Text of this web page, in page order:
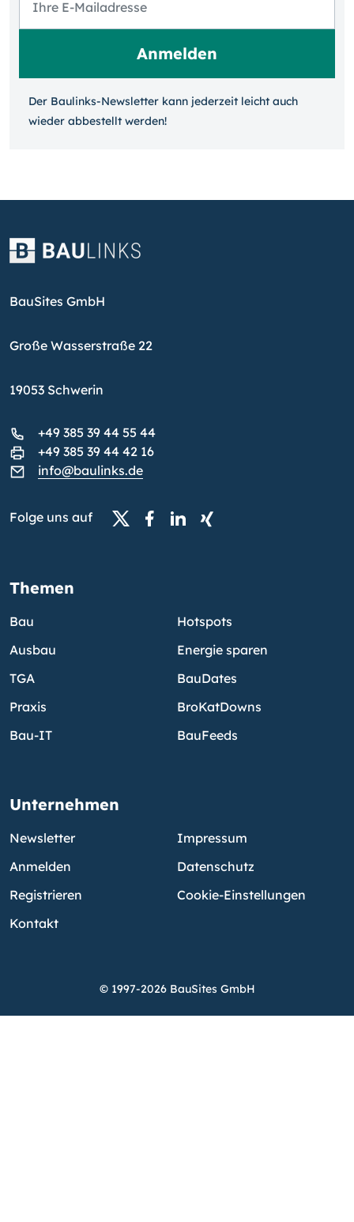
Der Baulinks-Newsletter kann jeder­zeit leicht auch
wieder ab­bestellt werden!
BauSites GmbH
Große Wasserstraße 22
19053 Schwerin
+49 385 39 44 55 44
+49 385 39 44 42 16
info@baulinks.de
Folge uns auf
Themen
Bau
Ausbau
TGA
Praxis
Bau-IT
Hotspots
Energie sparen
BauDates
BroKatDowns
BauFeeds
Unternehmen
Newsletter
Anmelden
Registrieren
Kontakt
Impressum
Datenschutz
Cookie-Einstellungen
© 1997-2026 BauSites GmbH